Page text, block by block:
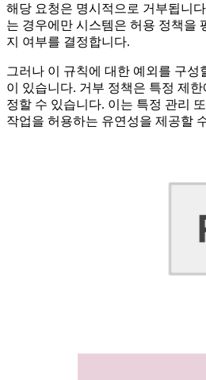
해당 요청은 명시적으로 거부됩니
는 경우에만 시스템은 허용 정책을
지 여부를 결정합니다.
그러나 이 규칙에 대한 예외를 구성
이 있습니다. 거부 정책은 특정 제한
정할 수 있습니다. 이는 특정 관리
작업을 허용하는 유연성을 제공할